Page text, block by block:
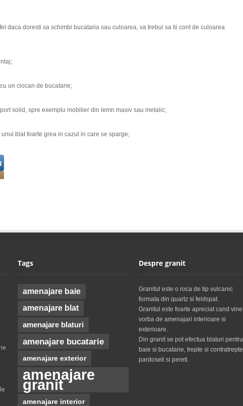
daca doresti sa schimbi bucataria sau culoarea, va trebui sa tii cont de culoarea
un ciocan de bucatarie;
solid, spre exemplu mobilier din lemn masiv sau metalic;
blat foarte grea in cazul in care se sparge;
Tags
amenajare baie
amenajare blat
amenajare blaturi
amenajare bucatarie
amenajare exterior
amenajare
granit
amenajare interior
Despre granit
Granitul este o roca de tip vulcanic
formata din quartz si feldspat.
Granitul este foarte apreciat cand vine
vorba de amenajari interioare si
exterioare.
Din granit se pot efectua blaturi pentru
baie si bucatarie, trepte si contratrepte,
pardoseli si pereti.